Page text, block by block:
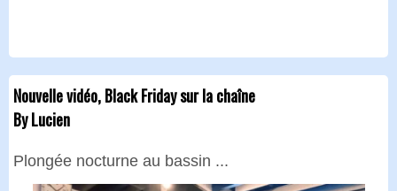
Nouvelle vidéo, Black Friday sur la chaîne
By Lucien
Plongée nocturne au bassin ...